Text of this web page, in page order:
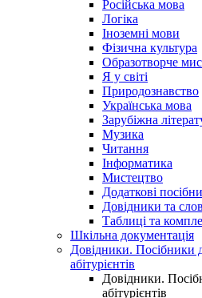
Російська мова
Логіка
Іноземні мови
Фізична культура
Образотворче
Я у світі
Природознавство
Українська мова
Зарубіжна
Музика
Читання
Інформатика
Мистецтво
Додаткові
Довідники та
Таблиці та
Шкільна документація
Довідники. Посібники
абітурієнтів
Довідники.
абітурієнтів